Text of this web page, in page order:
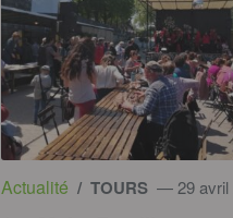
Actualité / TOURS — 29 avril